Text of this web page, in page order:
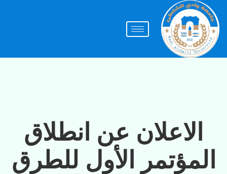
الاعلان عن انطلاق
المؤتمر الأول للطرق